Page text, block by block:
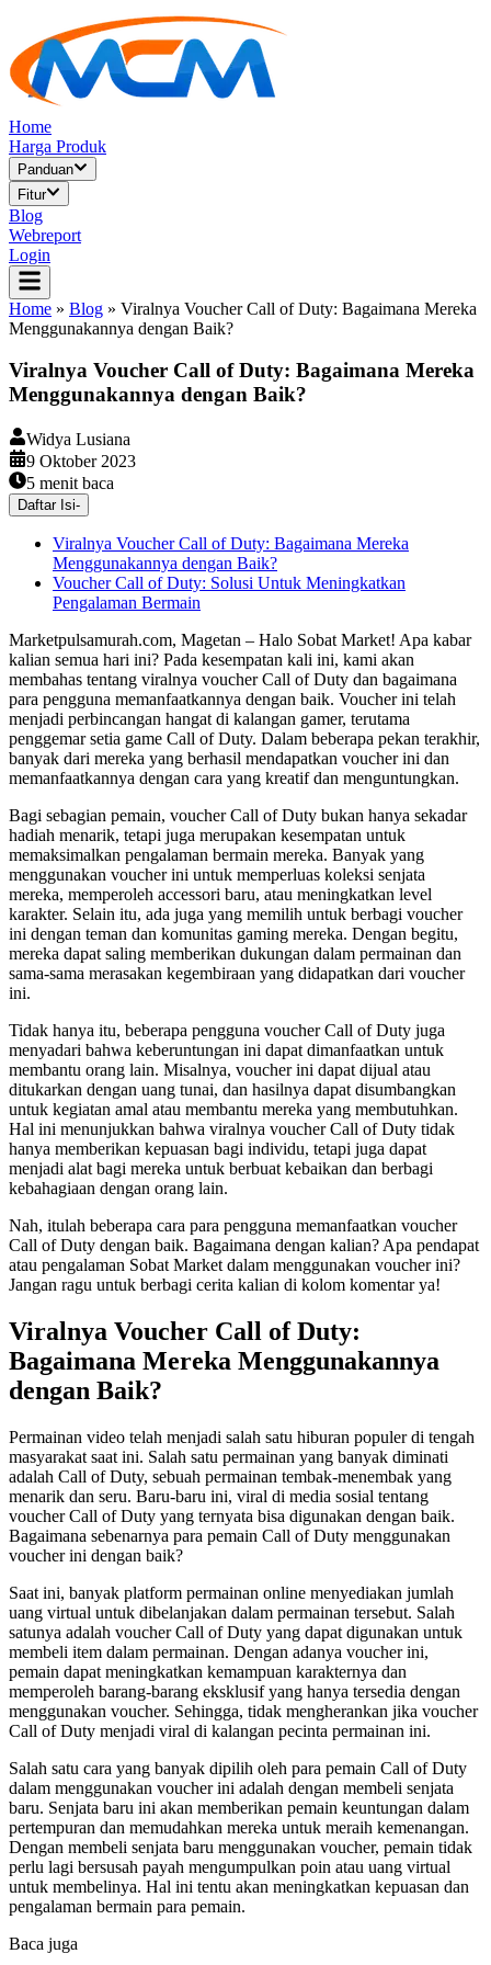
Home
Harga Produk
Panduan
Fitur
Blog
Webreport
Login
Home » Blog » Viralnya Voucher Call of Duty: Bagaimana Mereka
Menggunakannya dengan Baik?
Viralnya Voucher Call of Duty: Bagaimana Mereka
Menggunakannya dengan Baik?
Widya Lusiana
9 Oktober 2023
5 menit baca
Daftar Isi-
Viralnya Voucher Call of Duty: Bagaimana Mereka
Menggunakannya dengan Baik?
Voucher Call of Duty: Solusi Untuk Meningkatkan
Pengalaman Bermain
Marketpulsamurah.com, Magetan – Halo Sobat Market! Apa kabar
kalian semua hari ini? Pada kesempatan kali ini, kami akan
membahas tentang viralnya voucher Call of Duty dan bagaimana
para pengguna memanfaatkannya dengan baik. Voucher ini telah
menjadi perbincangan hangat di kalangan gamer, terutama
penggemar setia game Call of Duty. Dalam beberapa pekan terakhir,
banyak dari mereka yang berhasil mendapatkan voucher ini dan
memanfaatkannya dengan cara yang kreatif dan menguntungkan.
Bagi sebagian pemain, voucher Call of Duty bukan hanya sekadar
hadiah menarik, tetapi juga merupakan kesempatan untuk
memaksimalkan pengalaman bermain mereka. Banyak yang
menggunakan voucher ini untuk memperluas koleksi senjata
mereka, memperoleh accessori baru, atau meningkatkan level
karakter. Selain itu, ada juga yang memilih untuk berbagi voucher
ini dengan teman dan komunitas gaming mereka. Dengan begitu,
mereka dapat saling memberikan dukungan dalam permainan dan
sama-sama merasakan kegembiraan yang didapatkan dari voucher
ini.
Tidak hanya itu, beberapa pengguna voucher Call of Duty juga
menyadari bahwa keberuntungan ini dapat dimanfaatkan untuk
membantu orang lain. Misalnya, voucher ini dapat dijual atau
ditukarkan dengan uang tunai, dan hasilnya dapat disumbangkan
untuk kegiatan amal atau membantu mereka yang membutuhkan.
Hal ini menunjukkan bahwa viralnya voucher Call of Duty tidak
hanya memberikan kepuasan bagi individu, tetapi juga dapat
menjadi alat bagi mereka untuk berbuat kebaikan dan berbagi
kebahagiaan dengan orang lain.
Nah, itulah beberapa cara para pengguna memanfaatkan voucher
Call of Duty dengan baik. Bagaimana dengan kalian? Apa pendapat
atau pengalaman Sobat Market dalam menggunakan voucher ini?
Jangan ragu untuk berbagi cerita kalian di kolom komentar ya!
Viralnya Voucher Call of Duty:
Bagaimana Mereka Menggunakannya
dengan Baik?
Permainan video telah menjadi salah satu hiburan populer di tengah
masyarakat saat ini. Salah satu permainan yang banyak diminati
adalah Call of Duty, sebuah permainan tembak-menembak yang
menarik dan seru. Baru-baru ini, viral di media sosial tentang
voucher Call of Duty yang ternyata bisa digunakan dengan baik.
Bagaimana sebenarnya para pemain Call of Duty menggunakan
voucher ini dengan baik?
Saat ini, banyak platform permainan online menyediakan jumlah
uang virtual untuk dibelanjakan dalam permainan tersebut. Salah
satunya adalah voucher Call of Duty yang dapat digunakan untuk
membeli item dalam permainan. Dengan adanya voucher ini,
pemain dapat meningkatkan kemampuan karakternya dan
memperoleh barang-barang eksklusif yang hanya tersedia dengan
menggunakan voucher. Sehingga, tidak mengherankan jika voucher
Call of Duty menjadi viral di kalangan pecinta permainan ini.
Salah satu cara yang banyak dipilih oleh para pemain Call of Duty
dalam menggunakan voucher ini adalah dengan membeli senjata
baru. Senjata baru ini akan memberikan pemain keuntungan dalam
pertempuran dan memudahkan mereka untuk meraih kemenangan.
Dengan membeli senjata baru menggunakan voucher, pemain tidak
perlu lagi bersusah payah mengumpulkan poin atau uang virtual
untuk membelinya. Hal ini tentu akan meningkatkan kepuasan dan
pengalaman bermain para pemain.
Baca juga